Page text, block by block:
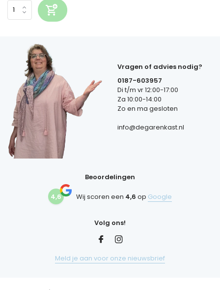
Vragen of advies nodig?
0187-603957
Di t/m vr 12:00-17:00
Za 10:00-14:00
Zo en ma gesloten
info@degarenkast.nl
Beoordelingen
4,6 Wij scoren een 4,6 op Google
Volg ons!
Meld je aan voor onze nieuwsbrief